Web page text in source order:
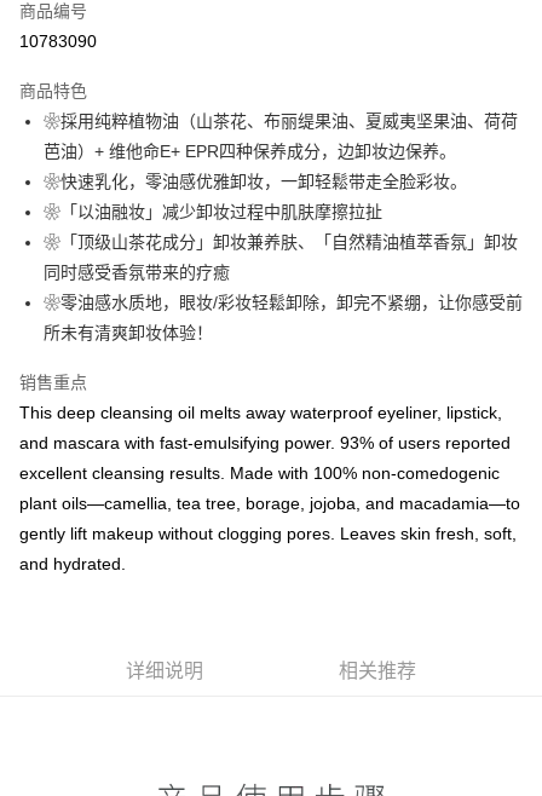
Apple Pay
运送方式
国家/地区配送 查看运费
商品编号
10783090
商品特色
❀採用纯粹植物油（山茶花、布丽缇果油、夏威夷坚果油、荷荷
芭油）+ 维他命E+ EPR四种保养成分，边卸妆边保养。
❀快速乳化，零油感优雅卸妆，一卸轻鬆带走全脸彩妆。
❀「以油融妆」减少卸妆过程中肌肤摩擦拉扯
❀「顶级山茶花成分」卸妆兼养肤、「自然精油植萃香氛」卸妆
同时感受香氛带来的疗癒
❀零油感水质地，眼妆/彩妆轻鬆卸除，卸完不紧绷，让你感受前
所未有清爽卸妆体验！
销售重点
This deep cleansing oil melts away waterproof eyeliner, lipstick,
and mascara with fast-emulsifying power. 93% of users reported
excellent cleansing results. Made with 100% non-comedogenic
plant oils—camellia, tea tree, borage, jojoba, and macadamia—to
gently lift makeup without clogging pores. Leaves skin fresh, soft,
and hydrated.
详细说明 相关推荐